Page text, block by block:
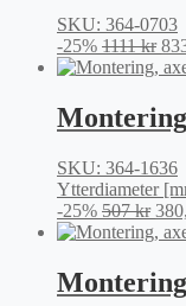
SKU: 364-0703
-25% 1111kr Det
var:
SKU: 364-1636
Ytterdiameter
-25% 507kr Det
var:
507